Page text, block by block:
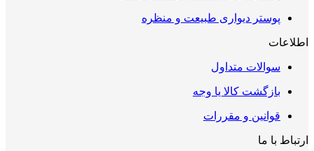
پوستر دیواری طبیعت و منظره
اطلاعات
سوالات متداول
بازگشت کالا یا وجه
قوانین و مقررات
ارتباط با ما